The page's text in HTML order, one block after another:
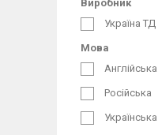
Виробник
Україна ТД
Мова
Англійська
Російська
Українська